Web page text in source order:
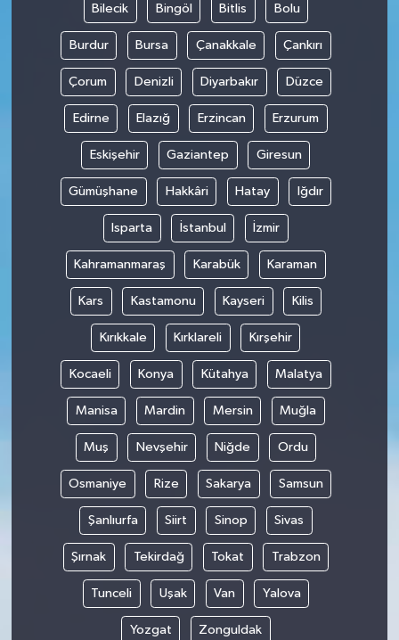
Bilecik Bingöl Bitlis Bolu
Burdur Bursa Çanakkale Çankırı
Çorum Denizli Diyarbakır Düzce
Edirne Elazığ Erzincan Erzurum
Eskişehir Gaziantep Giresun
Gümüşhane Hakkâri Hatay Iğdır
Isparta İstanbul İzmir
Kahramanmaraş Karabük Karaman
Kars Kastamonu Kayseri Kilis
Kırıkkale Kırklareli Kırşehir
Kocaeli Konya Kütahya Malatya
Manisa Mardin Mersin Muğla
Muş Nevşehir Niğde Ordu
Osmaniye Rize Sakarya Samsun
Şanlıurfa Siirt Sinop Sivas
Şırnak Tekirdağ Tokat Trabzon
Tunceli Uşak Van Yalova
Yozgat Zonguldak